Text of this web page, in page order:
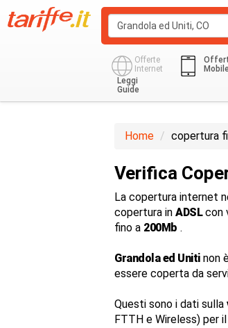
Offerte
Internet
Mobile
Leggi
Guide
Home copertura
Verifica
La copertura internet
copertura in ADSLcon
fino a 200Mb .
Grandola ed Unitinon
essere coperta da
Questi sono i dati sulla
FTTH e Wireless) per